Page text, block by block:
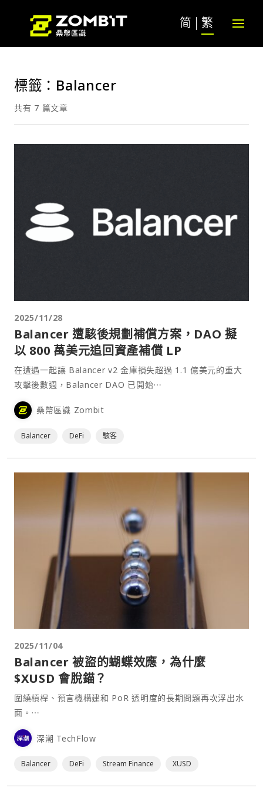
简 繁
標籤：Balancer
共有 7 篇文章
2025/11/28
Balancer 遭駭後規劃補償方案，DAO 擬
以 800 萬美元追回資產補償 LP
在遭遇一起讓 Balancer v2 金庫損失超過 1.1 億美元的重大
攻擊後數週，Balancer DAO 已開始⋯
桑幣區識 Zombit
Balancer DeFi 駭客
2025/11/04
Balancer 被盜的蝴蝶效應，為什麼
$XUSD 會脫錨？
圍繞槓桿、預言機構建和 PoR 透明度的長期問題再次浮出水
面。⋯
深潮 TechFlow
Balancer DeFi Stream Finance XUSD